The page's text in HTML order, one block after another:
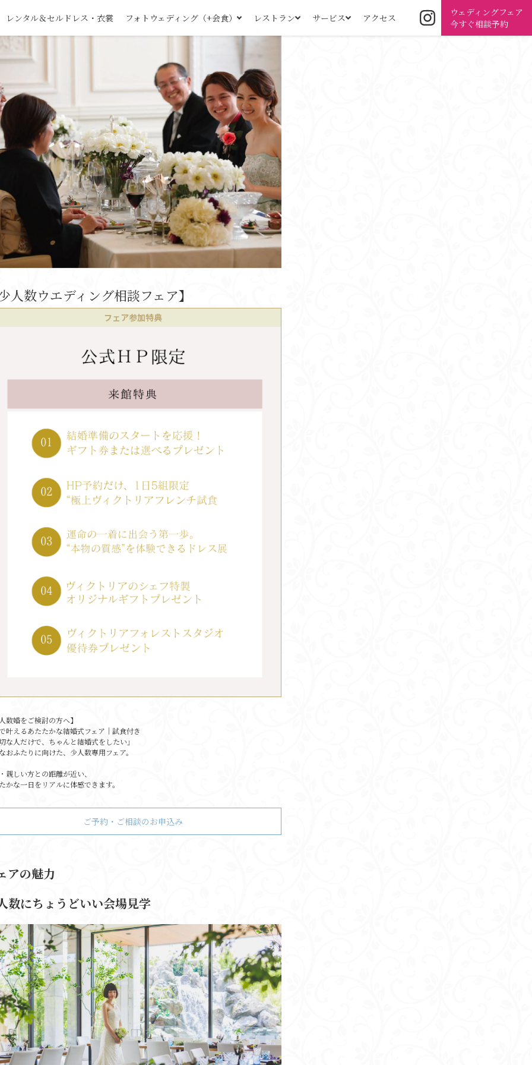
レンタル＆セルドレス・衣裳 フォトウェディング（+会食） レストラン サービス アクセス
ウェディングフェア
今すぐ相談予約
人数ウエディング相談フェア】
フェア参加特典
数婚をご検討の方へ】
叶えるあたたかな結婚式フェア｜試食付き
な人だけで、ちゃんと結婚式をしたい」
おふたりに向けた、少人数専用フェア。
親しい方との距離が近い、
かな一日をリアルに体感できます。
ご予約・ご相談のお申込み
アの魅力
数にちょうどいい会場見学